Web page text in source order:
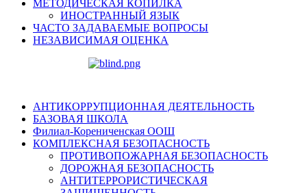
МЕТОДИЧЕСКАЯ КОПИЛКА
ИНОСТРАННЫЙ ЯЗЫК
ЧАСТО ЗАДАВАЕМЫЕ ВОПРОСЫ
НЕЗАВИСИМАЯ ОЦЕНКА
АНТИКОРРУПЦИОННАЯ ДЕЯТЕЛЬНОСТЬ
БАЗОВАЯ ШКОЛА
Филиал-Корениченская ООШ
КОМПЛЕКСНАЯ БЕЗОПАСНОСТЬ
ПРОТИВОПОЖАРНАЯ БЕЗОПАСНОСТЬ
ДОРОЖНАЯ БЕЗОПАСНОСТЬ
АНТИТЕРРОРИСТИЧЕСКАЯ